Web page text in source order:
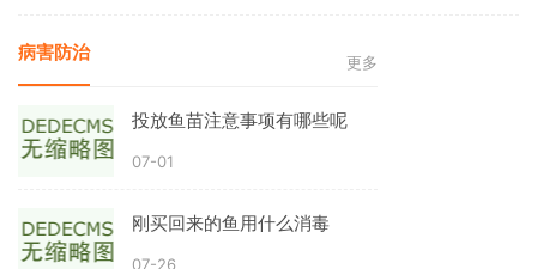
病害防治 更多
投放鱼苗注意事项有哪些呢
07-01
刚买回来的鱼用什么消毒
07-26